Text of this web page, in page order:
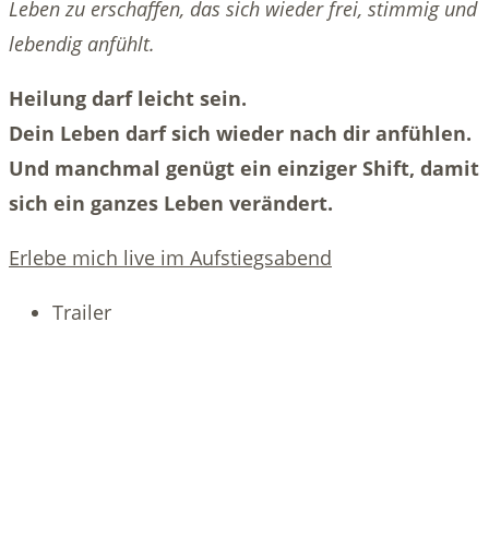
Leben zu erschaffen, das sich wieder frei, stimmig und
lebendig anfühlt.
Heilung darf leicht sein.
Dein Leben darf sich wieder nach dir anfühlen.
Und manchmal genügt ein einziger Shift, damit
sich ein ganzes Leben verändert.
Erlebe mich live im Aufstiegsabend
Trailer